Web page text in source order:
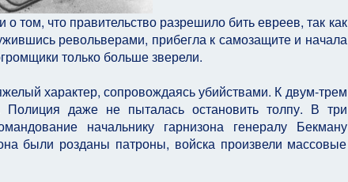
том, что правительство разрешило бить евреев, так как
револьверами, прибегла к самозащите и начала
только больше зверели.
характер, сопровождаясь убийствами. К двум-трем
даже не пыталась остановить толпу. В три
начальнику гарнизона генералу Бекману
были розданы патроны, войска произвели массовые